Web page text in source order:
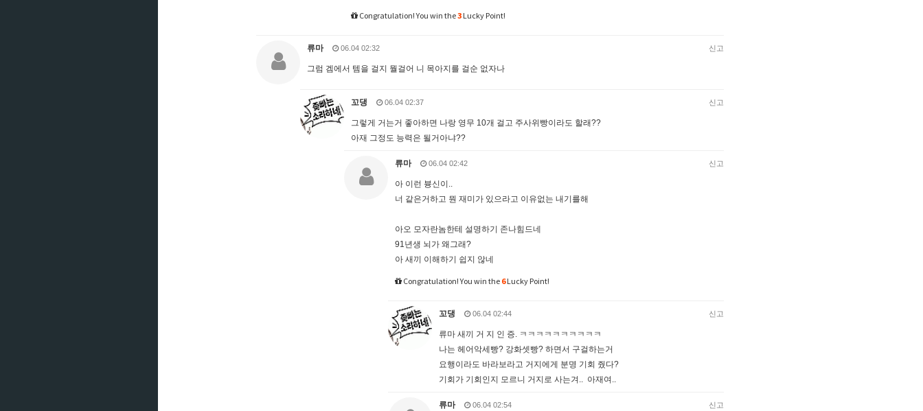
Congratulation! You win the3 Lucky Point!
류마 06.04 02:32 신고
그럼 겜에서 템을 걸지 뭘걸어 니 목아지를 걸순 없자나
꼬댕 06.04 02:37 신고
그렇게 거는거 좋아하면 나랑 영무 10개 걸고 주사위빵이라도 할래??
아재 그정도 능력은 될거아냐??
류마 06.04 02:42 신고
아 이런 븅신이..
너 같은거하고 뭔 재미가 있으라고 이유없는 내기를해
아오 모자란놈한테 설명하기 존나힘드네
91년생 뇌가 왜그래?
아 새끼 이해하기 쉽지 않네
Congratulation! You win the 6Lucky Point!
꼬댕 06.04 02:44 신고
류마 새끼 거 지 인 증. ㅋㅋㅋㅋㅋㅋㅋㅋㅋㅋ
나는 헤어악세빵? 강화셋빵? 하면서 구걸하는거
요행이라도 바라보라고 거지에게 분명 기회 줬다?
기회가 기회인지 모르니 거지로 사는겨.. 아재여..
류마 06.04 02:54 신고